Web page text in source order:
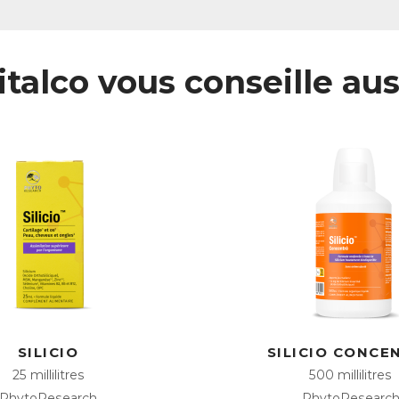
vous conseille
SILICIO
25 millilitres
SILICIO
500 millilitres